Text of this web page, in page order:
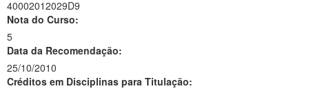
40002012029D9
Nota do Curso:
5
Data da Recomendação:
25/10/2010
Créditos em Disciplinas para Titulação: